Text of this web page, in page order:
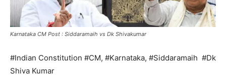
Karnataka CM Post : Siddaramaih vs Dk Shivakumar
#Indian Constitution #CM, #Karnataka, #Siddaramaih #Dk
Shiva Kumar